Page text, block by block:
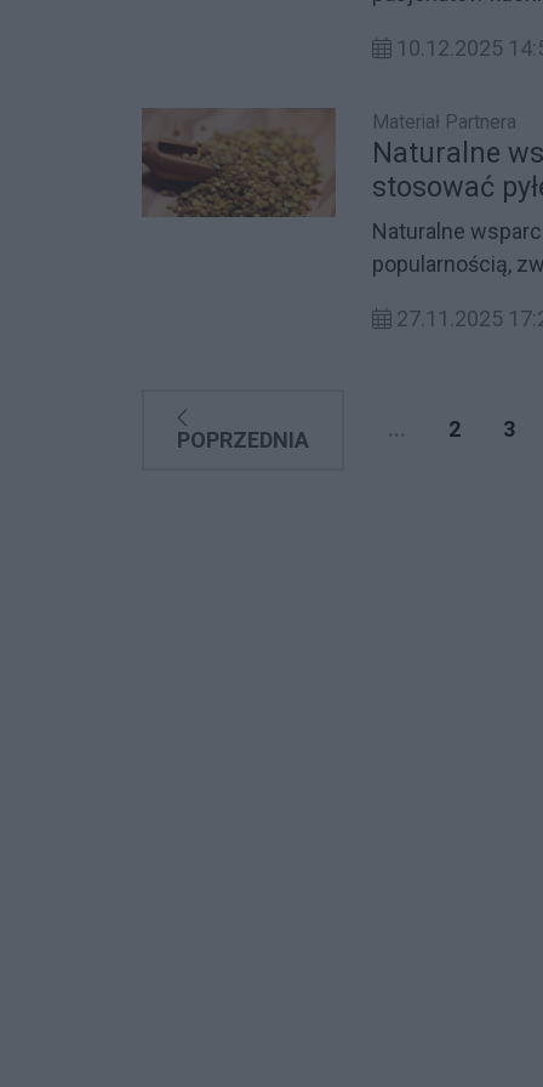
wyjątkowy
która nie trafia się
10.12.2025
Materiał Partnera
Naturalne
stosować
Naturalne
popularnością,
polecanych
kwiatowy jako
bliżej jego
27.11.2025
POPRZEDNIA ... 2 3